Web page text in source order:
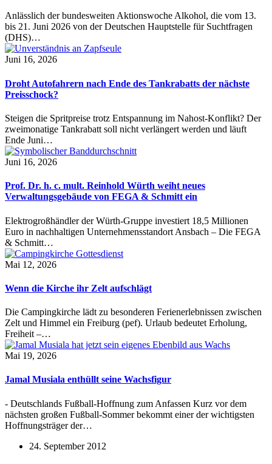
Anlässlich der bundesweiten Aktionswoche Alkohol, die vom 13.
bis 21. Juni 2026 von der Deutschen Hauptstelle für Suchtfragen
(DHS)…
Juni 16, 2026
Droht Autofahrern nach Ende des Tankrabatts der nächste
Preisschock?
Steigen die Spritpreise trotz Entspannung im Nahost-Konflikt? Der
zweimonatige Tankrabatt soll nicht verlängert werden und läuft
Ende Juni…
Juni 16, 2026
Prof. Dr. h. c. mult. Reinhold Würth weiht neues
Verwaltungsgebäude von FEGA & Schmitt ein
Elektrogroßhändler der Würth-Gruppe investiert 18,5 Millionen
Euro in nachhaltigen Unternehmensstandort Ansbach – Die FEGA
& Schmitt…
Mai 12, 2026
Wenn die Kirche ihr Zelt aufschlägt
Die Campingkirche lädt zu besonderen Ferienerlebnissen zwischen
Zelt und Himmel ein Freiburg (pef). Urlaub bedeutet Erholung,
Freiheit –…
Mai 19, 2026
Jamal Musiala enthüllt seine Wachsfigur
- Deutschlands Fußball-Hoffnung zum Anfassen Kurz vor dem
nächsten großen Fußball-Sommer bekommt einer der wichtigsten
Hoffnungsträger der…
24. September 2012